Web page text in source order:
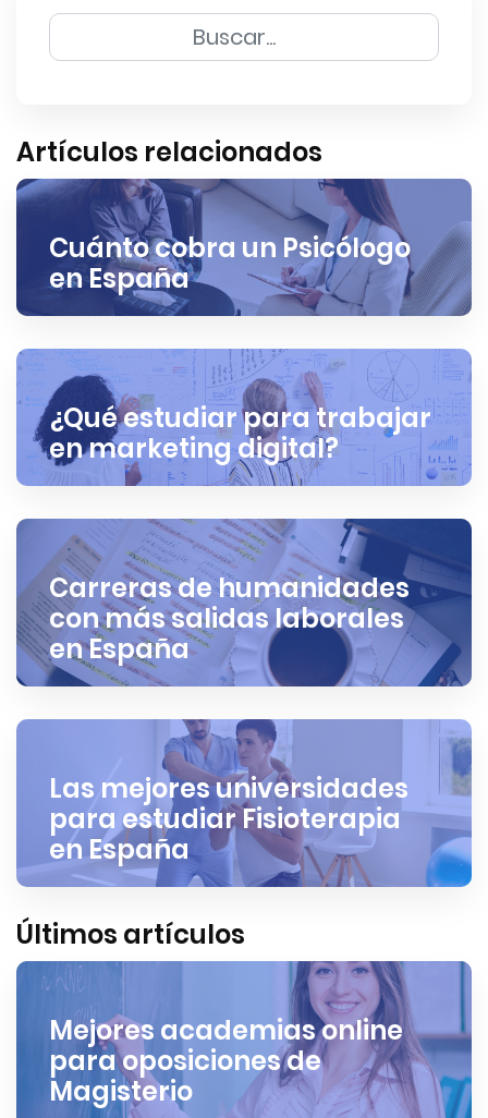
Artículos relacionados
Cuánto cobra un Psicólogo
en España
¿Qué estudiar para trabajar
en marketing digital?
Carreras de humanidades
con más salidas laborales
en España
Las mejores universidades
para estudiar Fisioterapia
en España
Últimos artículos
Mejores academias online
para oposiciones de
Magisterio